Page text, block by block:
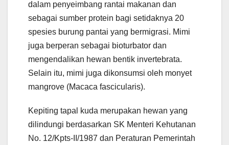
dalam penyeimbang rantai makanan dan
sebagai sumber protein bagi setidaknya 20
spesies burung pantai yang bermigrasi. Mimi
juga berperan sebagai bioturbator dan
mengendalikan hewan bentik invertebrata.
Selain itu, mimi juga dikonsumsi oleh monyet
mangrove (Macaca fascicularis).
Kepiting tapal kuda merupakan hewan yang
dilindungi berdasarkan SK Menteri Kehutanan
No. 12/Kpts-II/1987 dan Peraturan Pemerintah